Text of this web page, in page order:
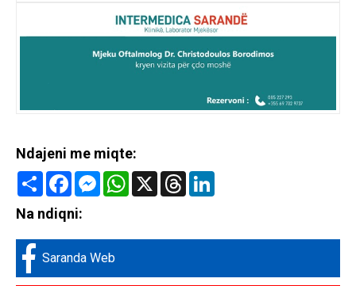
Ndajeni me miqte:
Share FacebookMessenger
WhatsApp
X Threads
Na ndiqni:
Saranda Web